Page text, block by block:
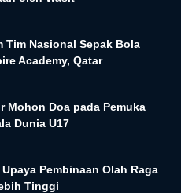
Tim Nasional Sepak Bola
Academy, Qatar
Mohon Doa pada Pemuka
Dunia U17
Pembinaan Olah Raga
Tinggi